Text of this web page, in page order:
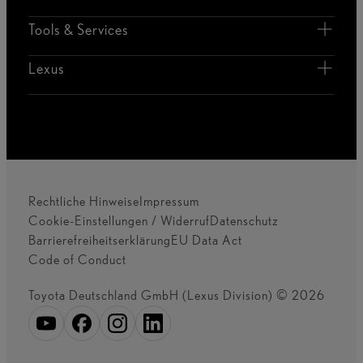
Tools & Services
Lexus
Rechtliche HinweiseImpressum
Cookie-Einstellungen / WiderrufDatenschutz
BarrierefreiheitserklärungEU Data Act
Code of Conduct
Toyota Deutschland GmbH (Lexus Division) © 2026